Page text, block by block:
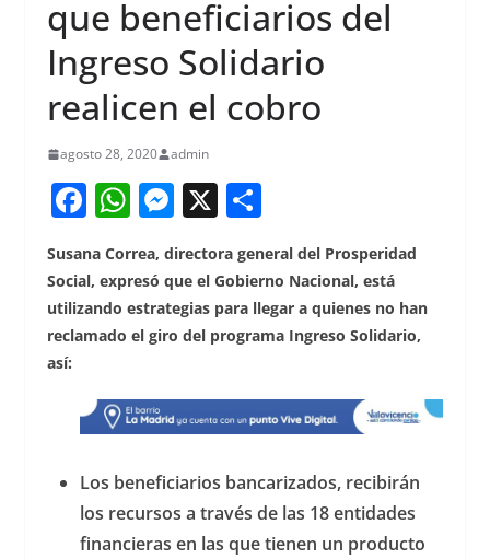
que beneficiarios del
Ingreso Solidario
realicen el cobro
agosto 28, 2020 admin
F
c
e
b
o
k
W
at
s
A
p
M
e
ss
e
n
er
X S
ar
e
Susana Correa, directora general del Prosperidad
Social, expresó que el Gobierno Nacional, está
utilizando estrategias para llegar a quienes no han
reclamado el giro del programa Ingreso Solidario,
así:
Los beneficiarios bancarizados, recibirán
los recursos a través de las 18 entidades
financieras en las que tienen un producto